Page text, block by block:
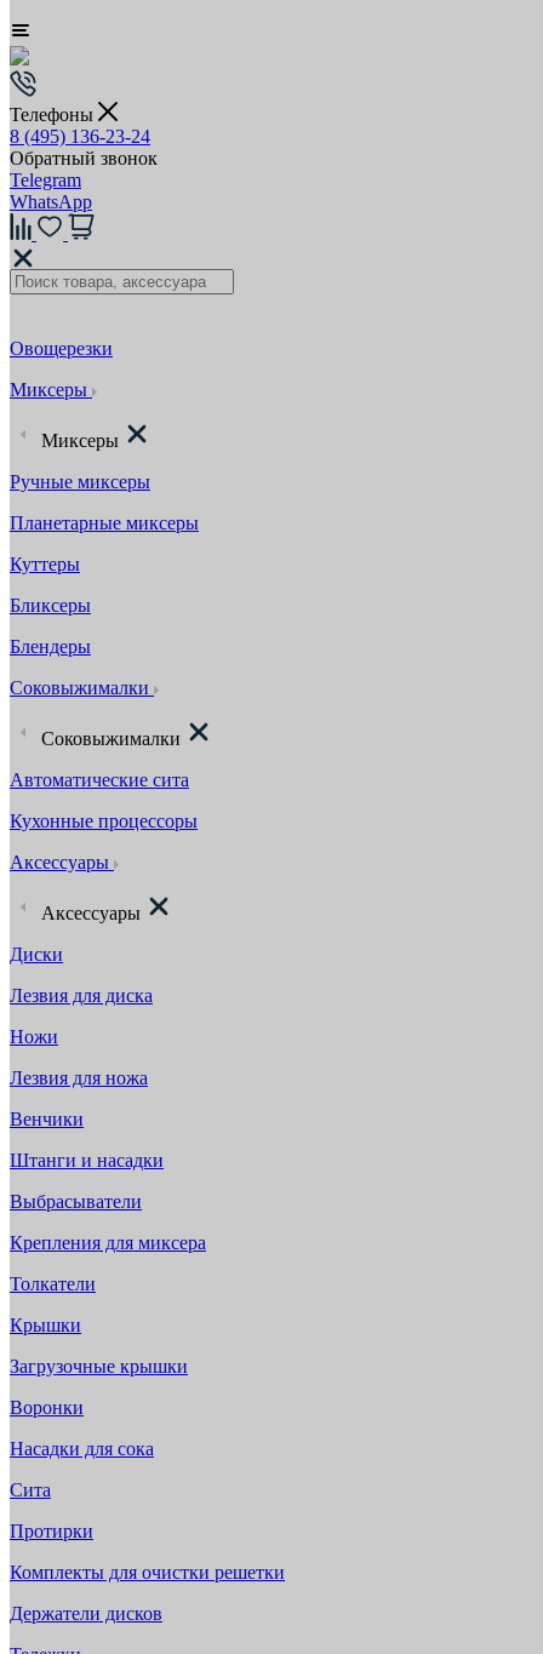
Телефоны
8 (495) 136-23-24
Обратный звонок
Telegram
WhatsApp
Овощерезки
Миксеры
Миксеры
Ручные миксеры
Планетарные миксеры
Куттеры
Бликсеры
Блендеры
Соковыжималки
Соковыжималки
Автоматические сита
Кухонные процессоры
Аксессуары
Аксессуары
Диски
Лезвия для диска
Ножи
Лезвия для ножа
Венчики
Штанги и насадки
Выбрасыватели
Крепления для миксера
Толкатели
Крышки
Загрузочные крышки
Воронки
Насадки для сока
Сита
Протирки
Комплекты для очистки решетки
Держатели дисков